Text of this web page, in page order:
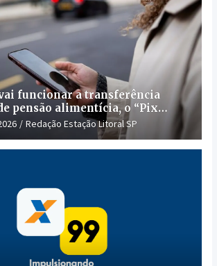
funcionar a transferência
pensão alimentícia, o “Pix
Redação Estação Litoral SP